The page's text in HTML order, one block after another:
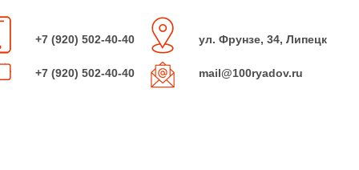
+7 (920) 502-40-40
+7 (920) 502-40-40
ул. Фрунзе, 34, Липецк
mail@100ryadov.ru